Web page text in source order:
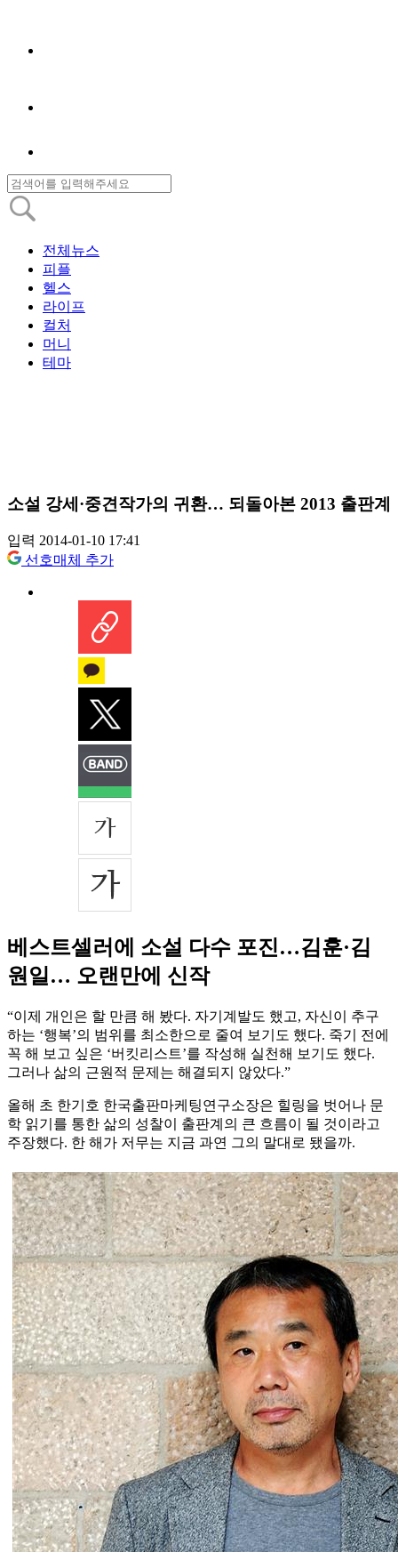
전체뉴스
피플
헬스
라이프
컬처
머니
테마
소설 강세·중견작가의 귀환… 되돌아본 2013 출판계
입력 2014-01-10 17:41
선호매체 추가
베스트셀러에 소설 다수 포진…김훈·김
원일… 오랜만에 신작
“이제 개인은 할 만큼 해 봤다. 자기계발도 했고, 자신이 추구
하는 ‘행복’의 범위를 최소한으로 줄여 보기도 했다. 죽기 전에
꼭 해 보고 싶은 ‘버킷리스트’를 작성해 실천해 보기도 했다.
그러나 삶의 근원적 문제는 해결되지 않았다.”
올해 초 한기호 한국출판마케팅연구소장은 힐링을 벗어나 문
학 읽기를 통한 삶의 성찰이 출판계의 큰 흐름이 될 것이라고
주장했다. 한 해가 저무는 지금 과연 그의 말대로 됐을까.